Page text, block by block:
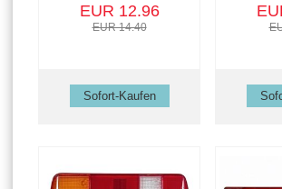
EUR 12.96
EUR 14.40